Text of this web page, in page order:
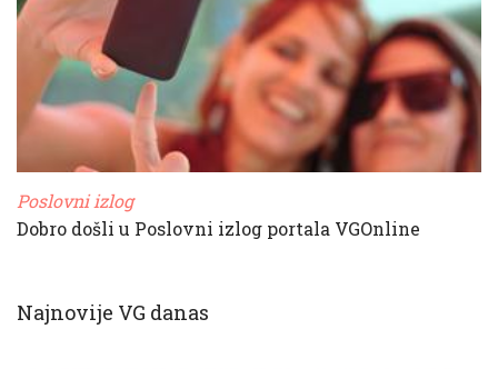
Poslovni izlog
Dobro došli u Poslovni izlog portala VGOnline
Najnovije VG danas